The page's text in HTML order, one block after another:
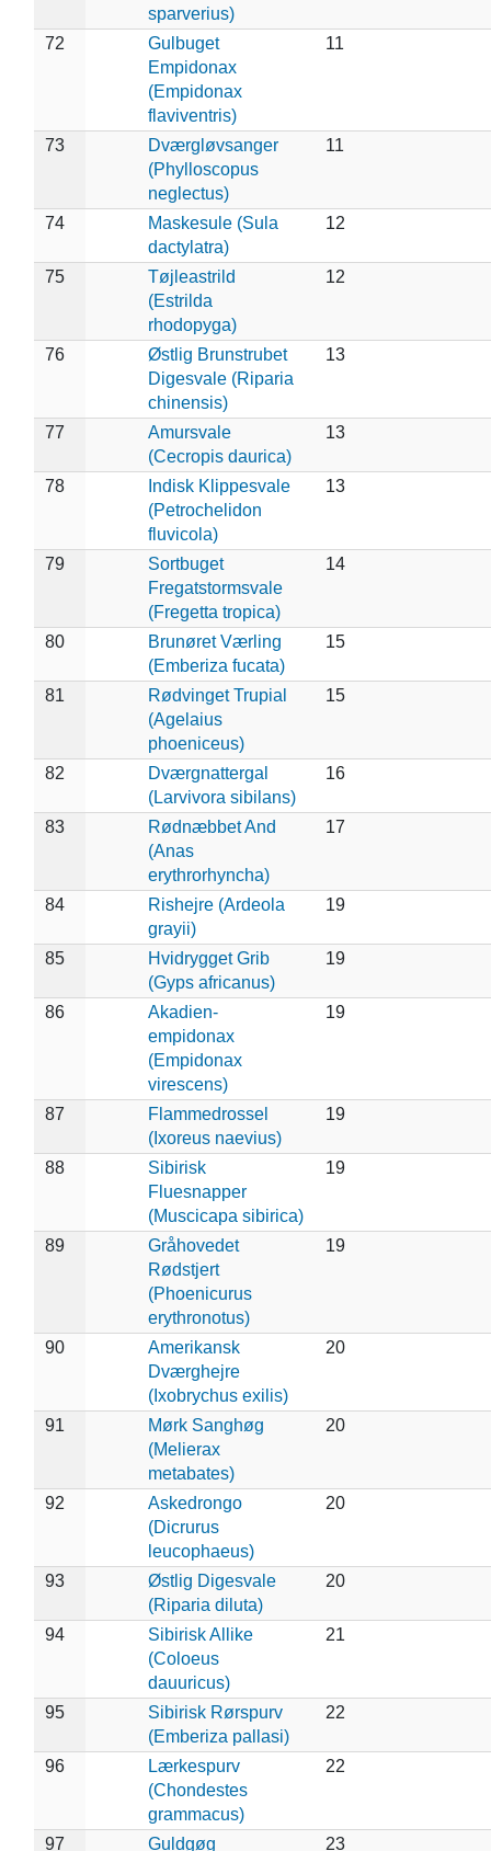
sparverius)
72
Gulbuget
Empidonax
(Empidonax
flaviventris)
11
73
Dværgløvsanger
(Phylloscopus
neglectus)
11
74
Maskesule (Sula
dactylatra)
12
75
Tøjleastrild
(Estrilda
rhodopyga)
12
76
Østlig Brunstrubet
Digesvale (Riparia
chinensis)
13
77
Amursvale
(Cecropis daurica)
13
78
Indisk Klippesvale
(Petrochelidon
fluvicola)
13
79
Sortbuget
Fregatstormsvale
(Fregetta tropica)
14
80
Brunøret Værling
(Emberiza fucata)
15
81
Rødvinget Trupial
(Agelaius
phoeniceus)
15
82
Dværgnattergal
(Larvivora sibilans)
16
83
Rødnæbbet And
(Anas
erythrorhyncha)
17
84
Rishejre (Ardeola
grayii)
19
85
Hvidrygget Grib
(Gyps africanus)
19
86
Akadien-
empidonax
(Empidonax
virescens)
19
87
Flammedrossel
(Ixoreus naevius)
19
88
Sibirisk
Fluesnapper
(Muscicapa sibirica)
19
89
Gråhovedet
Rødstjert
(Phoenicurus
erythronotus)
19
90
Amerikansk
Dværghejre
(Ixobrychus exilis)
20
91
Mørk Sanghøg
(Melierax
metabates)
20
92
Askedrongo
(Dicrurus
leucophaeus)
20
93
Østlig Digesvale
(Riparia diluta)
20
94
Sibirisk Allike
(Coloeus
dauuricus)
21
95
Sibirisk Rørspurv
(Emberiza pallasi)
22
96
Lærkespurv
(Chondestes
grammacus)
22
97 Guldgøg 23